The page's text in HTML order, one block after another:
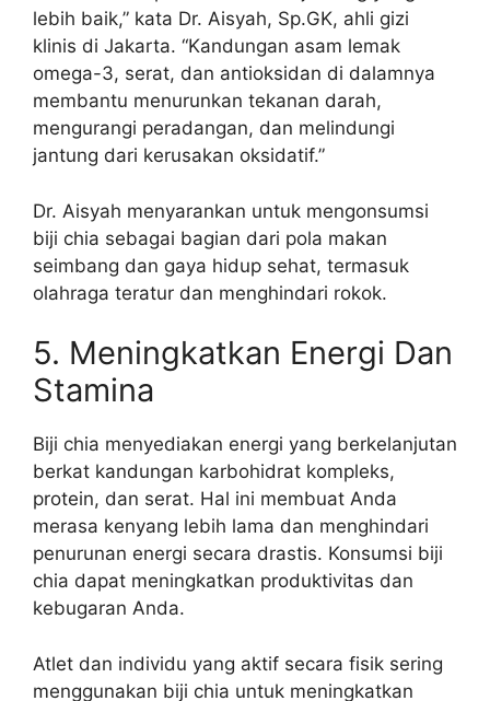
lebih baik,” kata Dr. Aisyah, Sp.GK, ahli gizi
klinis di Jakarta. “Kandungan asam lemak
omega-3, serat, dan antioksidan di dalamnya
membantu menurunkan tekanan darah,
mengurangi peradangan, dan melindungi
jantung dari kerusakan oksidatif.”
Dr. Aisyah menyarankan untuk mengonsumsi
biji chia sebagai bagian dari pola makan
seimbang dan gaya hidup sehat, termasuk
olahraga teratur dan menghindari rokok.
5. Meningkatkan Energi Dan
Stamina
Biji chia menyediakan energi yang berkelanjutan
berkat kandungan karbohidrat kompleks,
protein, dan serat. Hal ini membuat Anda
merasa kenyang lebih lama dan menghindari
penurunan energi secara drastis. Konsumsi biji
chia dapat meningkatkan produktivitas dan
kebugaran Anda.
Atlet dan individu yang aktif secara fisik sering
menggunakan biji chia untuk meningkatkan